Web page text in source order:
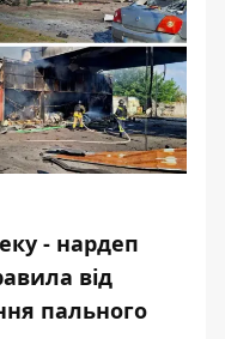
- нардеп
від
пального